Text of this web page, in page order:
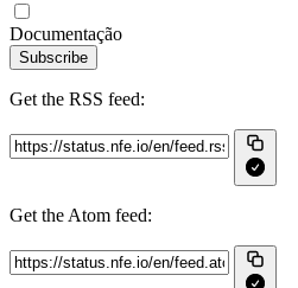
Documentação
Subscribe
Get the RSS feed:
Get the Atom feed: